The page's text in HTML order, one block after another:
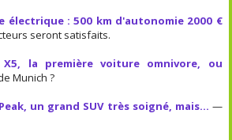
électrique : 500 km d'autonomie 2000 €
seront satisfaits.
X5, la première voiture omnivore, ou
Munich ?
un grand SUV très soigné, mais... —